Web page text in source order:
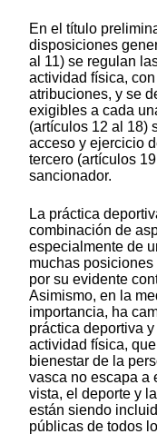
En el título
disposiciones
al 11) se regulan
actividad física,
atribuciones, y se
exigibles a cada
(artículos 12 al 18)
acceso y ejercicio
tercero (artículos
sancionador.
La práctica
combinación de
especialmente de
muchas
por su evidente
Asimismo, en la
importancia, ha
práctica deportiva
actividad física,
bienestar de la
vasca no escapa a
vista, el deporte y
están siendo
públicas de todos